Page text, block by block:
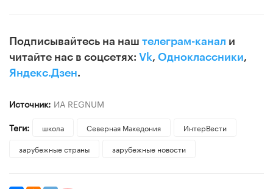
Подписывайтесь на наш телеграм-канал и
читайте нас в соцсетях: Vk, Одноклассники,
Яндекс.Дзен.
Источник: ИА REGNUM
Теги:
школа Северная Македония
ИнтерВести
зарубежные страны
зарубежные новости